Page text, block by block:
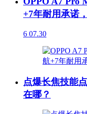
+7年耐用承诺
6 07.30
点爆长焦技能
在哪？